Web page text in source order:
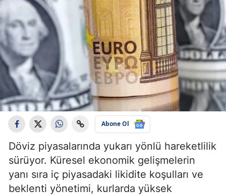
Abone Ol
Döviz piyasalarında yukarı yönlü hareketlilik
sürüyor. Küresel ekonomik gelişmelerin
yanı sıra iç piyasadaki likidite koşulları ve
beklenti yönetimi, kurlarda yüksek